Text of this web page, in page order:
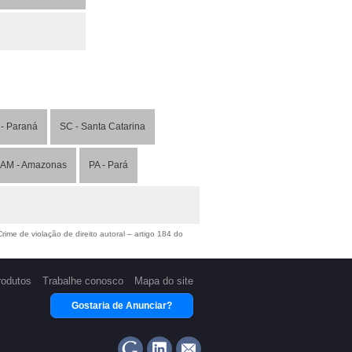
- Paraná SC - Santa Catarina
AM - Amazonas PA - Pará
de violação de direito autoral – artigo 184 do
Trabalhe conosco Mapa do site
Gostaria de Anunciar?